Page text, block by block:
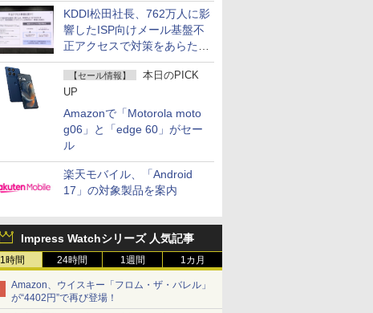
KDDI松田社長、762万人に影
響したISP向けメール基盤不
正アクセスで対策をあらため
て説明
【セール情報】
本日のPICK
UP
Amazonで「Motorola moto
g06」と「edge 60」がセー
ル
楽天モバイル、「Android
17」の対象製品を案内
Impress Watchシリーズ 人気記事
1時間 24時間 1週間 1カ月
Amazon、ウイスキー「フロム・ザ・バレル」
が“4402円”で再び登場！